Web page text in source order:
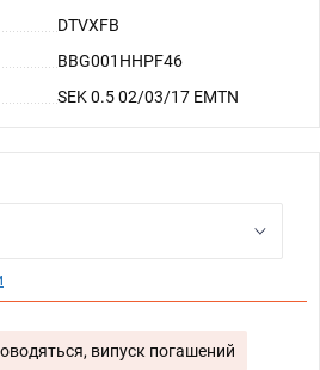
DTVXFB
BBG001HHPF46
SEK 0.5 02/03/17 EMTN
випуск погашений